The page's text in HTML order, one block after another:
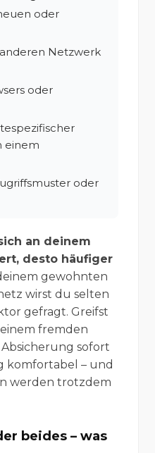
oder
Netzwerk
oder
einem
oder
an deinem
desto häufiger
gewohnten
wirst du selten
gefragt. Greifst
fremden
sofort
komfortabel – und
werden trotzdem
beides – was